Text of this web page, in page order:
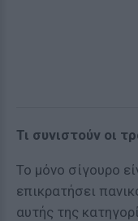
Τι συνιστούν οι
Το μόνο σίγουρο
επικρατήσει
αυτής της